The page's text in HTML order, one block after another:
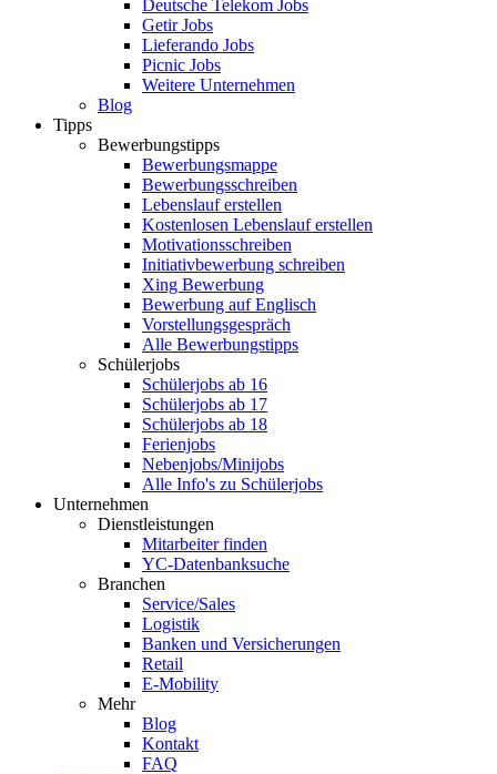
Deutsche Telekom Jobs
Getir Jobs
Lieferando Jobs
Picnic Jobs
Weitere Unternehmen
Blog
Tipps
Bewerbungstipps
Bewerbungsmappe
Bewerbungsschreiben
Lebenslauf erstellen
Kostenlosen Lebenslauf erstellen
Motivationsschreiben
Initiativbewerbung schreiben
Xing Bewerbung
Bewerbung auf Englisch
Vorstellungsgespräch
Alle Bewerbungstipps
Schülerjobs
Schülerjobs ab 16
Schülerjobs ab 17
Schülerjobs ab 18
Ferienjobs
Nebenjobs/Minijobs
Alle Info's zu Schülerjobs
Unternehmen
Dienstleistungen
Mitarbeiter finden
YC-Datenbanksuche
Branchen
Service/Sales
Logistik
Banken und Versicherungen
Retail
E-Mobility
Mehr
Blog
Kontakt
FAQ